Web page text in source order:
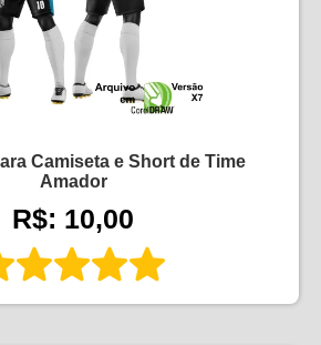
Camiseta e Short de Time
Amador
R$: 10,00